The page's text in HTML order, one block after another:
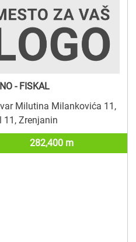
- FISKAL
Milutina Milankovića 11,
11, Zrenjanin
282,400 m